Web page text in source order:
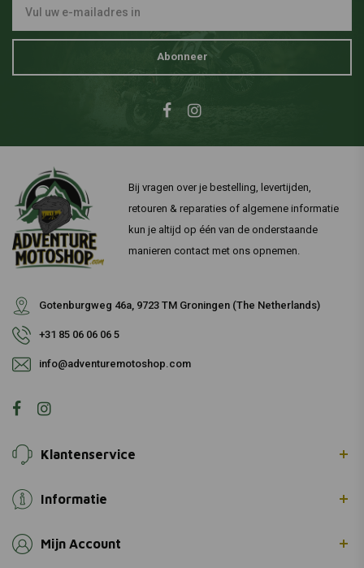
Abonneer
Bij vragen over je bestelling, levertijden,
retouren & reparaties of algemene informatie
kun je altijd op één van de onderstaande
manieren contact met ons opnemen.
Gotenburgweg 46a, 9723 TM Groningen (The Netherlands)
+31 85 06 06 06 5
info@adventuremotoshop.com
Klantenservice
Informatie
Mijn Account